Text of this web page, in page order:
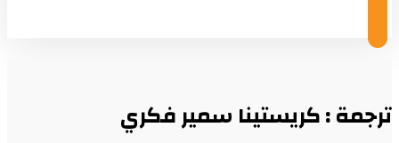
ترجمة : كريستينا سمير فكري